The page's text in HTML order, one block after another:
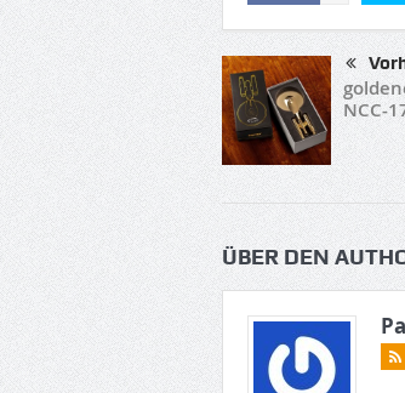
NCC-
ÜBER DEN